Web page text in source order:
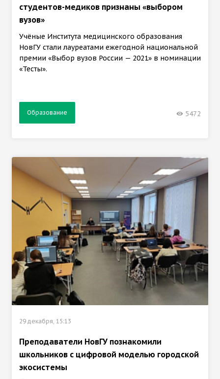
студентов-медиков признаны «выбором
вузов»
Учёные Института медицинского образования
НовГУ стали лауреатами ежегодной национальной
премии «Выбор вузов России — 2021» в номинации
«Тесты».
Образование 5472
29 декабря, 15:13
Преподаватели НовГУ познакомили
школьников с цифровой моделью городской
экосистемы